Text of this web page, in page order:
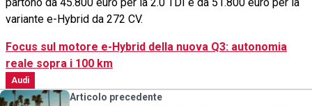
variante e-Hybrid da 272 CV.
Focus sul motore e-Hybrid della nuova Q3: autonomia
reale sopra i 100 km
Audi
Articolo precedente